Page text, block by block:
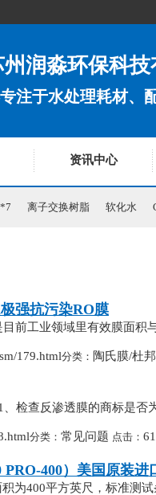
州润淼环保科
注于水处理耗材、
资讯中心
离子交换树脂 软化水
强抗污染RO膜
前工业领域里有效膜面
179.html分类： 陶氏膜/杜邦
检查反渗透膜的商标是
分类： 常见问题 点击：
PRO-400）美国原装
为400平方英尺，标准测